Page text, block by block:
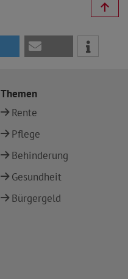
Themen
Rente
Pflege
Behinderung
Gesundheit
Bürgergeld